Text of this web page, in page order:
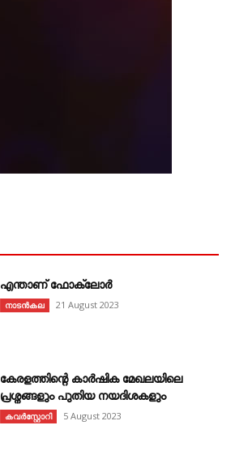
എന്താണ്‌ ഫോക്‌ലോർ
നാടൻകല 21 August 2023
കേരളത്തിന്റെ കാർഷിക മേഖലയിലെ
പ്രശ്നങ്ങളും പുതിയ നയദിശകളും
കവര്‍സ്റ്റോറി 5 August 2023